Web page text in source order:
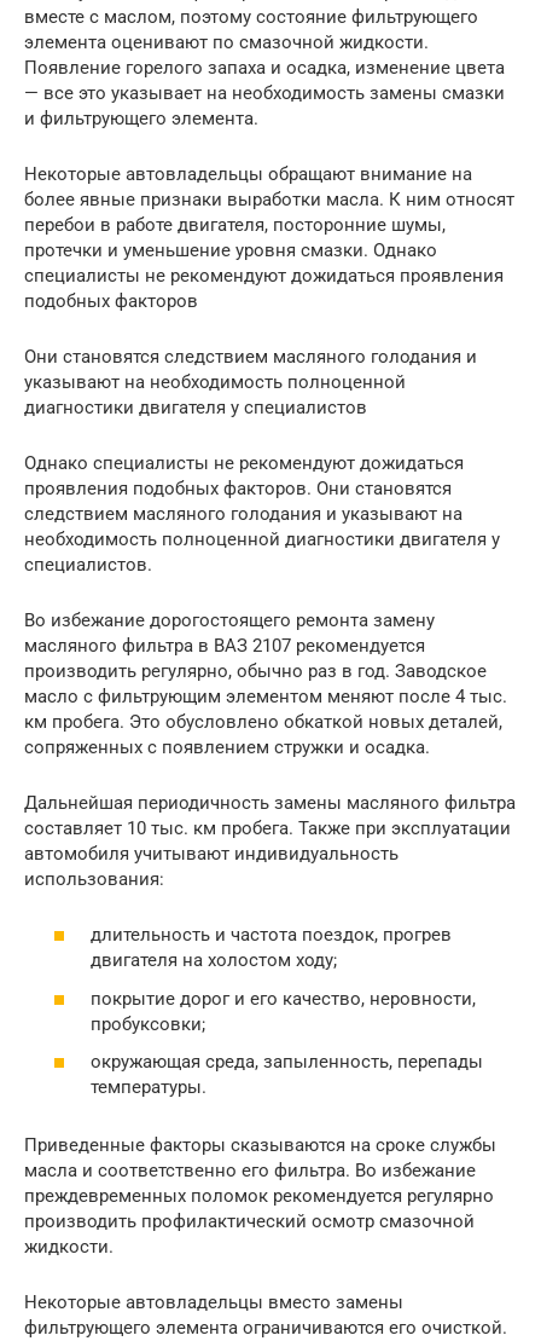
вместе с маслом, поэтому состояние фильтрующего
элемента оценивают по смазочной жидкости.
Появление горелого запаха и осадка, изменение цвета
— все это указывает на необходимость замены смазки
и фильтрующего элемента.
Некоторые автовладельцы обращают внимание на
более явные признаки выработки масла. К ним относят
перебои в работе двигателя, посторонние шумы,
протечки и уменьшение уровня смазки. Однако
специалисты не рекомендуют дожидаться проявления
подобных факторов
Они становятся следствием масляного голодания и
указывают на необходимость полноценной
диагностики двигателя у специалистов
Однако специалисты не рекомендуют дожидаться
проявления подобных факторов. Они становятся
следствием масляного голодания и указывают на
необходимость полноценной диагностики двигателя у
специалистов.
Во избежание дорогостоящего ремонта замену
масляного фильтра в ВАЗ 2107 рекомендуется
производить регулярно, обычно раз в год. Заводское
масло с фильтрующим элементом меняют после 4 тыс.
км пробега. Это обусловлено обкаткой новых деталей,
сопряженных с появлением стружки и осадка.
Дальнейшая периодичность замены масляного фильтра
составляет 10 тыс. км пробега. Также при эксплуатации
автомобиля учитывают индивидуальность
использования:
длительность и частота поездок, прогрев
двигателя на холостом ходу;
покрытие дорог и его качество, неровности,
пробуксовки;
окружающая среда, запыленность, перепады
температуры.
Приведенные факторы сказываются на сроке службы
масла и соответственно его фильтра. Во избежание
преждевременных поломок рекомендуется регулярно
производить профилактический осмотр смазочной
жидкости.
Некоторые автовладельцы вместо замены
фильтрующего элемента ограничиваются его очисткой.